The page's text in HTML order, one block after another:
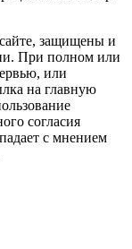
защищены и
При полном или
или
на главную
согласия
с мнением